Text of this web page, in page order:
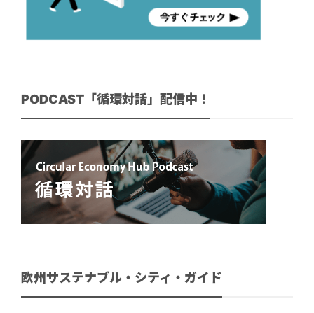
PODCAST「循環対話」配信中！
欧州サステナブル・シティ・ガイド